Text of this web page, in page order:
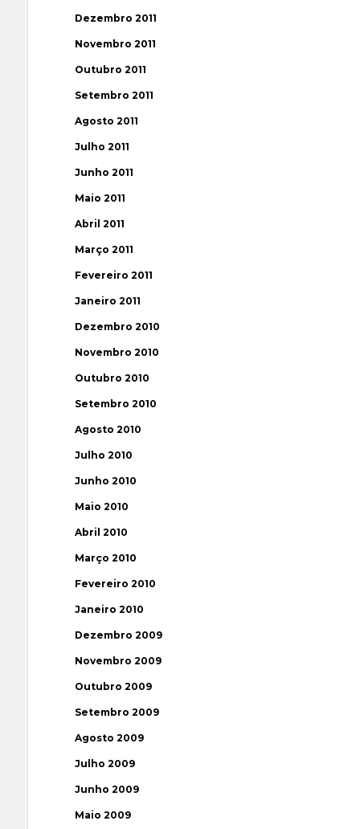
Dezembro 2011
Novembro 2011
Outubro 2011
Setembro 2011
Agosto 2011
Julho 2011
Junho 2011
Maio 2011
Abril 2011
Março 2011
Fevereiro 2011
Janeiro 2011
Dezembro 2010
Novembro 2010
Outubro 2010
Setembro 2010
Agosto 2010
Julho 2010
Junho 2010
Maio 2010
Abril 2010
Março 2010
Fevereiro 2010
Janeiro 2010
Dezembro 2009
Novembro 2009
Outubro 2009
Setembro 2009
Agosto 2009
Julho 2009
Junho 2009
Maio 2009